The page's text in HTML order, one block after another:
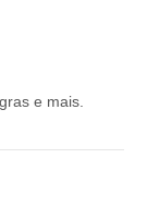
e mais.